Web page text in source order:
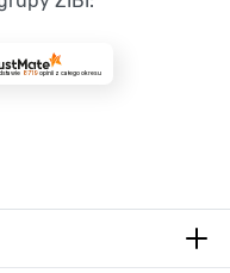
8719opinii z całego okresu